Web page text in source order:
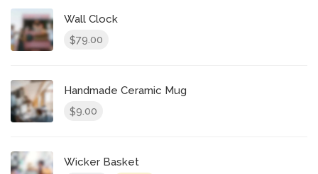
Wall Clock
$79.00
Handmade Ceramic Mug
$9.00
Wicker Basket